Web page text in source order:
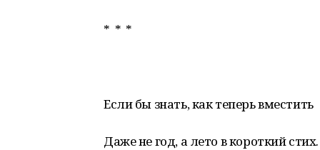
* * *
Если бы знать, как теперь вместить
Даже не год, а лето в короткий стих.